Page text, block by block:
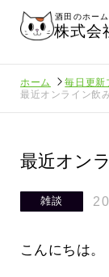
酒田のホー
株式会
ホーム 毎日更新
最近オンライン飲
最近オン
雑談
こんにちは。